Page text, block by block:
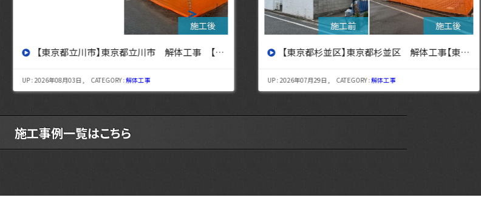
都立川市】東京都立川市 解体工事 【東京・埼玉・神奈川の解体工事なら東央建設へ】
年08月03日 , CATEGORY :解体工事
【東京都杉並区】東京都杉並区 解体工事【東京・埼玉・神奈川の解体工事なら東央建設へ】
UP : 2026年07月29日 , CATEGORY :解体工事
＞
施工事例一覧はこちら